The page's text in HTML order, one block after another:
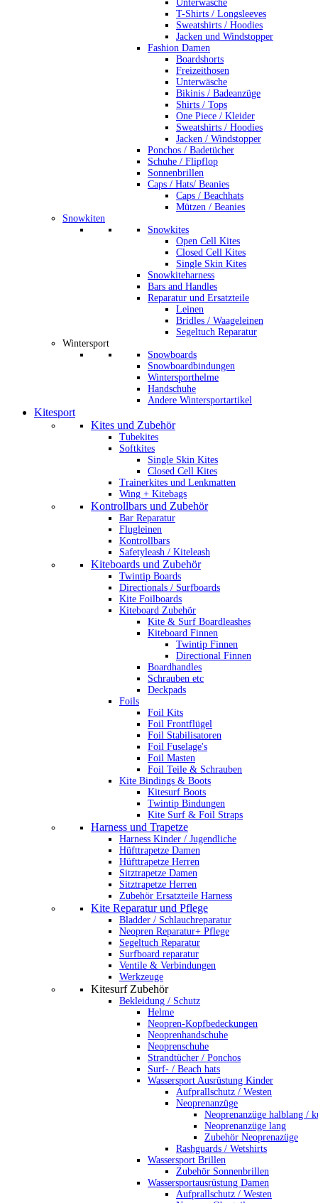
Unterwäsche
T-Shirts / Longsleeves
Sweatshirts / Hoodies
Jacken und Windstopper
Fashion Damen
Boardshorts
Freizeithosen
Unterwäsche
Bikinis / Badeanzüge
Shirts / Tops
One Piece / Kleider
Sweatshirts / Hoodies
Jacken / Windstopper
Ponchos / Badetücher
Schuhe / Flipflop
Sonnenbrillen
Caps / Hats/ Beanies
Caps / Beachhats
Mützen / Beanies
Snowkiten
Snowkites
Open Cell Kites
Closed Cell Kites
Single Skin Kites
Snowkiteharness
Bars and Handles
Reparatur und Ersatzteile
Leinen
Bridles / Waageleinen
Segeltuch Reparatur
Wintersport
Snowboards
Snowboardbindungen
Wintersporthelme
Handschuhe
Andere Wintersportartikel
Kitesport
Kites und Zubehör
Tubekites
Softkites
Single Skin Kites
Closed Cell Kites
Trainerkites und Lenkmatten
Wing + Kitebags
Kontrollbars und Zubehör
Bar Reparatur
Flugleinen
Kontrollbars
Safetyleash / Kiteleash
Kiteboards und Zubehör
Twintip Boards
Directionals / Surfboards
Kite Foilboards
Kiteboard Zubehör
Kite & Surf Boardleashes
Kiteboard Finnen
Twintip Finnen
Directional Finnen
Boardhandles
Schrauben etc
Deckpads
Foils
Foil Kits
Foil Frontflügel
Foil Stabilisatoren
Foil Fuselage's
Foil Masten
Foil Teile & Schrauben
Kite Bindings & Boots
Kitesurf Boots
Twintip Bindungen
Kite Surf & Foil Straps
Harness und Trapetze
Harness Kinder / Jugendliche
Hüfttrapetze Damen
Hüfttrapetze Herren
Sitztrapetze Damen
Sitztrapetze Herren
Zubehör Ersatzteile Harness
Kite Reparatur und Pflege
Bladder / Schlauchreparatur
Neopren Reparatur+ Pflege
Segeltuch Reparatur
Surfboard reparatur
Ventile & Verbindungen
Werkzeuge
Kitesurf Zubehör
Bekleidung / Schutz
Helme
Neopren-Kopfbedeckungen
Neoprenhandschuhe
Neoprenschuhe
Strandtücher / Ponchos
Surf- / Beach hats
Wassersport Ausrüstung Kinder
Aufprallschutz / Westen
Neoprenanzüge
Neoprenanzüge halblang /
Neoprenanzüge lang
Zubehör Neoprenazüge
Rashguards / Wetshirts
Wassersport Brillen
Zubehör Sonnenbrillen
Wassersportausrüstung Damen
Aufprallschutz / Westen